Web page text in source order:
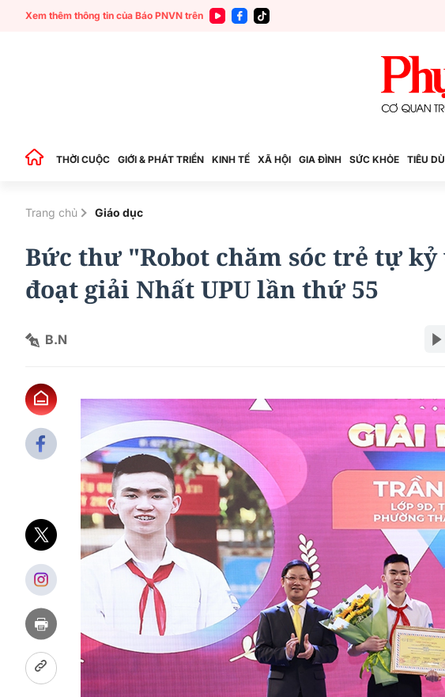
Xem thêm thông tin của Báo PNVN trên
THỜI CUỘC GIỚI & PHÁT TRIỂN KINH TẾ XÃ HỘI GIA ĐÌNH SỨC KHỎE TIÊU
Trang chủ Giáo dục
Bức thư "Robot chăm sóc trẻ tự
đoạt giải Nhất UPU lần thứ 55
B.N